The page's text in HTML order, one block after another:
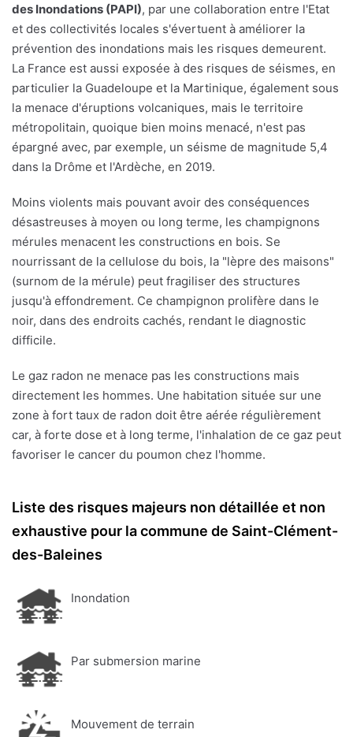
des Inondations (PAPI), par une collaboration entre l'Etat
et des collectivités locales s'évertuent à améliorer la
prévention des inondations mais les risques demeurent.
La France est aussi exposée à des risques de séismes, en
particulier la Guadeloupe et la Martinique, également sous
la menace d'éruptions volcaniques, mais le territoire
métropolitain, quoique bien moins menacé, n'est pas
épargné avec, par exemple, un séisme de magnitude 5,4
dans la Drôme et l'Ardèche, en 2019.
Moins violents mais pouvant avoir des conséquences
désastreuses à moyen ou long terme, les champignons
mérules menacent les constructions en bois. Se
nourrissant de la cellulose du bois, la "lèpre des maisons"
(surnom de la mérule) peut fragiliser des structures
jusqu'à effondrement. Ce champignon prolifère dans le
noir, dans des endroits cachés, rendant le diagnostic
difficile.
Le gaz radon ne menace pas les constructions mais
directement les hommes. Une habitation située sur une
zone à fort taux de radon doit être aérée régulièrement
car, à forte dose et à long terme, l'inhalation de ce gaz peut
favoriser le cancer du poumon chez l'homme.
Liste des risques majeurs non détaillée et non
exhaustive pour la commune de Saint-Clément-
des-Baleines
Inondation
Par submersion marine
Mouvement de terrain